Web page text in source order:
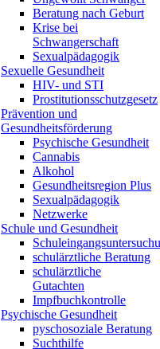
Beratung nach Geburt
Krise bei
Schwangerschaft
Sexualpädagogik
Sexuelle Gesundheit
HIV- und STI
Prostitutionsschutzgesetz
Prävention und
Gesundheitsförderung
Psychische Gesundheit
Cannabis
Alkohol
Gesundheitsregion Plus
Sexualpädagogik
Netzwerke
Schule und Gesundheit
schulärztliche Beratung
schulärztliche
Gutachten
Impfbuchkontrolle
Psychische Gesundheit
pyschosoziale Beratung
Suchthilfe